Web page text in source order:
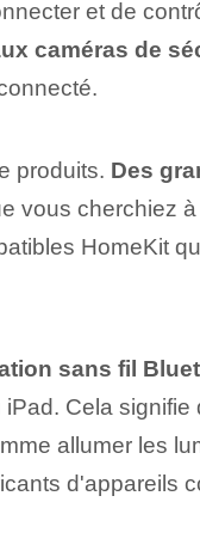
et de
caméras de
produits. Des
vous cherchiez
HomeKit
sans fil
​Cela signifie
allumer les
d'appareils